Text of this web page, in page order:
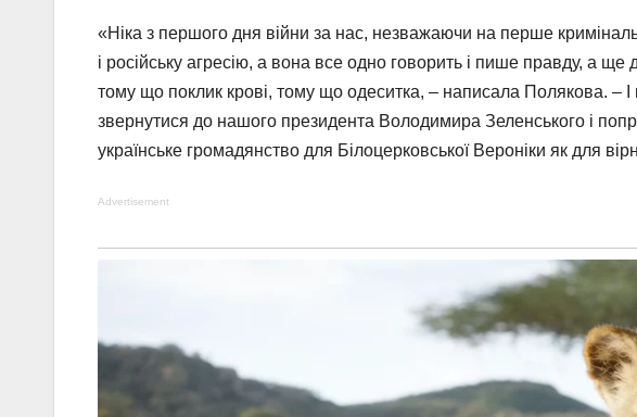
«Ніка з першого дня війни за нас, незважаючи на перше
і російську агресію, а вона все одно говорить і пише правду, а
тому що поклик крові, тому що одеситка, – написала Полякова. – І
звернутися до нашого президента Володимира Зеленського i
українське громадянство для Білоцерковської Вероніки як для
Advertisement